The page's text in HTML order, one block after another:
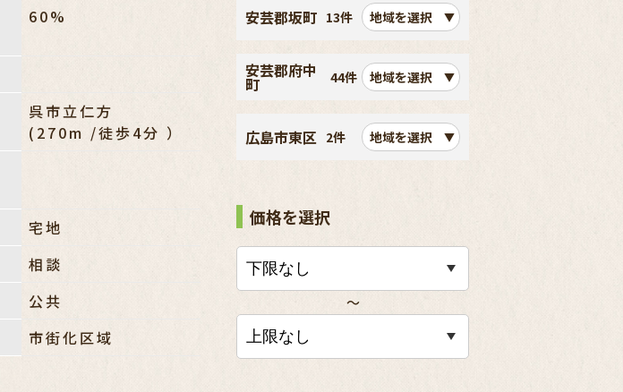
60%
呉市立仁方
(270m /徒歩4分 ）
宅地
相談
公共
市街化区域
安芸郡坂町 13件 地域を選択
安芸郡府中
町 44件 地域を選択
広島市東区 2件 地域を選択
価格を選択
〜